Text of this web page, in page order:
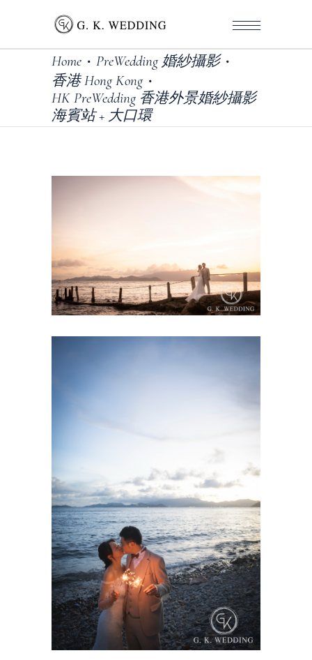
Home • PreWedding 婚紗攝影•
香港 Hong Kong•
HK PreWedding 香港外景婚紗攝影
海賓站 + 大口環